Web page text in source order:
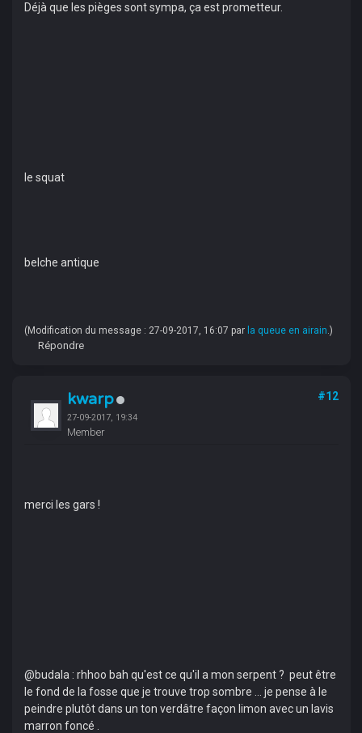
Déjà que les pièges sont sympa, ça est prometteur.
le squat
belche antique
(Modification du message : 27-09-2017, 16:07 par la queue en airain.)
Répondre
kwarp
27-09-2017, 19:34
Member
#12
merci les gars !
@budala : rhhoo bah qu'est ce qu'il a mon serpent ? peut être
le fond de la fosse que je trouve trop sombre ... je pense à le
peindre plutôt dans un ton verdâtre façon limon avec un lavis
marron foncé .